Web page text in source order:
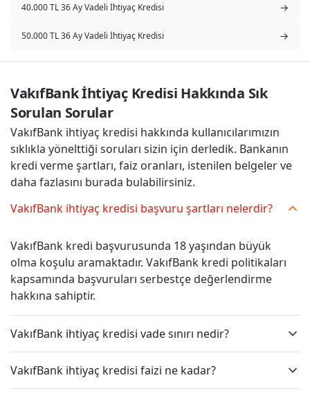
40.000 TL 36 Ay Vadeli İhtiyaç Kredisi →
50.000 TL 36 Ay Vadeli İhtiyaç Kredisi →
VakıfBank İhtiyaç Kredisi Hakkında Sık
Sorulan Sorular
VakıfBank ihtiyaç kredisi hakkında kullanıcılarımızın
sıklıkla yönelttiği soruları sizin için derledik. Bankanın
kredi verme şartları, faiz oranları, istenilen belgeler ve
daha fazlasını burada bulabilirsiniz.
VakıfBank ihtiyaç kredisi başvuru şartları nelerdir?
VakıfBank kredi başvurusunda 18 yaşından büyük
olma koşulu aramaktadır. VakıfBank kredi politikaları
kapsamında başvuruları serbestçe değerlendirme
hakkına sahiptir.
VakıfBank ihtiyaç kredisi vade sınırı nedir?
VakıfBank ihtiyaç kredisi faizi ne kadar?